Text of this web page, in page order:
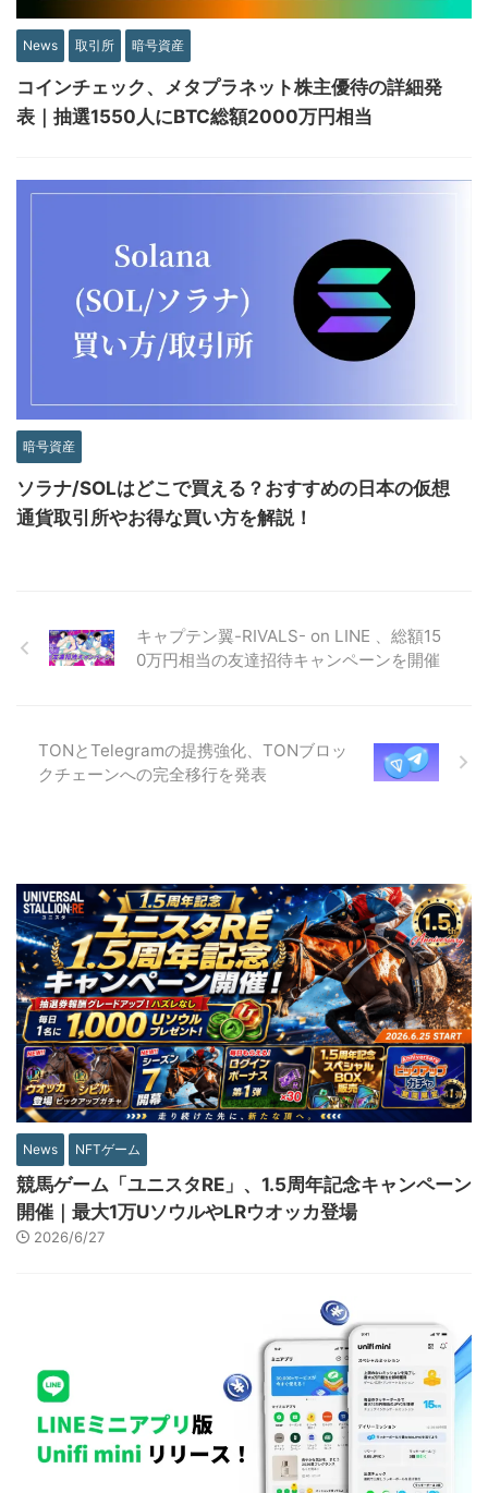
News 取引所 暗号資産
コインチェック、メタプラネット株主優待の詳細発
表｜抽選1550人にBTC総額2000万円相当
暗号資産
ソラナ/SOLはどこで買える？おすすめの日本の仮想
通貨取引所やお得な買い方を解説！
キャプテン翼-RIVALS- on LINE 、総額15
0万円相当の友達招待キャンペーンを開催
TONとTelegramの提携強化、TONブロッ
クチェーンへの完全移行を発表
News NFTゲーム
競馬ゲーム「ユニスタRE」、1.5周年記念キャンペーン
開催｜最大1万UソウルやLRウオッカ登場
2026/6/27